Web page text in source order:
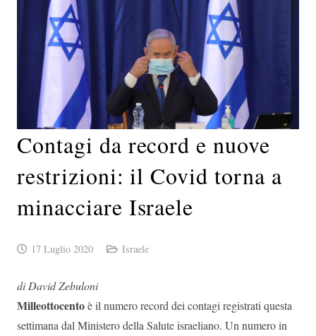
Contagi da record e nuove
restrizioni: il Covid torna a
minacciare Israele
17 Luglio 2020 Israele
di David Zebuloni
Milleottocentoè il numero record dei contagi registrati questa
settimana dal Ministero della Salute israeliano. Un numero in